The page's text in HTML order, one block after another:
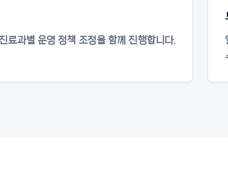
료과별 운영 정책 조정을 함께 진행합니다.